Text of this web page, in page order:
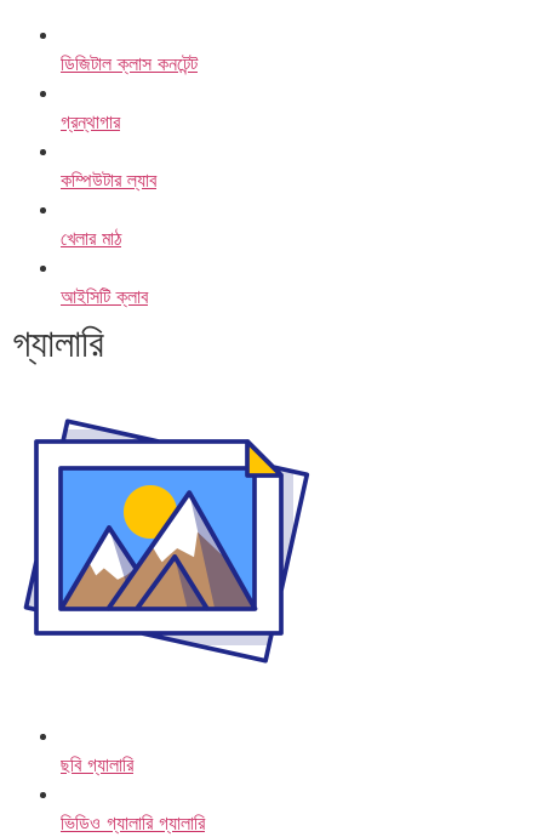
ডিজিটাল ক্লাস কনটেন্ট
গ্রন্থাগার
কম্পিউটার ল্যাব
খেলার মাঠ
আইসিটি ক্লাব
গ্যালারি
ছবি গ্যালারি
ভিডিও গ্যালারি গ্যালারি